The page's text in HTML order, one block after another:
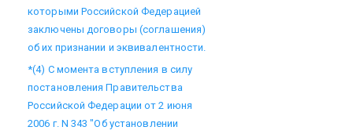
которыми Российской Федерацией
заключены договоры (соглашения)
об их признании и эквивалентности.
*(4) С момента вступления в силу
постановления Правительства
Российской Федерации от 2 июня
2006 г. N 343 "Об установлении